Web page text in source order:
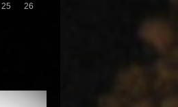
25
26